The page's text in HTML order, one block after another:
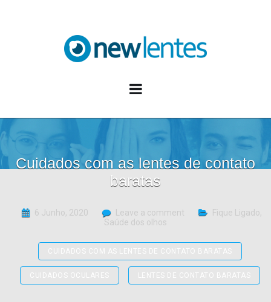
Cuidados com as lentes de contato
baratas
6 Junho, 2020 Leave a comment Fique Ligado,
Saúde dos olhos
CUIDADOS COM AS LENTES DE CONTATO BARATAS
CUIDADOS OCULARES LENTES DE CONTATO BARATAS